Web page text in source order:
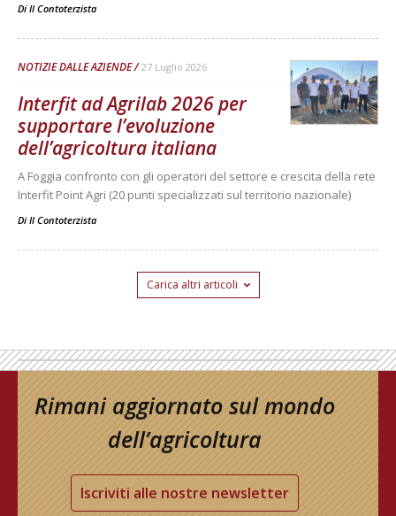
Di Il Contoterzista
NOTIZIE DALLE AZIENDE 27 Luglio 2026
Interfit ad Agrilab 2026 per
supportare l’evoluzione
dell’agricoltura italiana
A Foggia confronto con gli operatori del settore e crescita della rete
Interfit Point Agri (20 punti specializzati sul territorio nazionale)
Di Il Contoterzista
Carica altri articoli
Rimani aggiornato sul mondo
dell’agricoltura
Iscriviti alle nostre newsletter